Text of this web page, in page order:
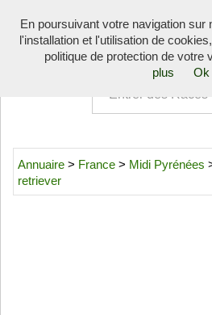
Quoi
Annuaire > France > Midi Pyrénées
retriever
En poursuivant votre navigation sur
l'installation et l'utilisation de
politique de protection de votre
plus
Ok